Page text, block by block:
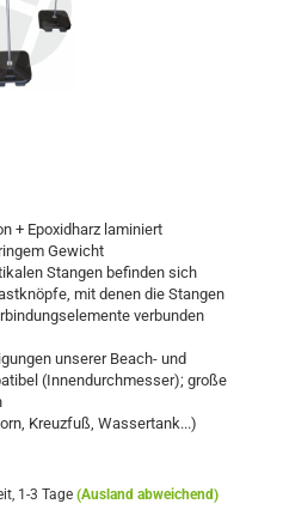
+ Epoxidharz laminiert
Gewicht
Stangen befinden sich
mit denen die Stangen
verbunden
unserer Beach- und
(Innendurchmesser); große
Kreuzfuß, Wassertank...)
1-3 Tage (Ausland abweichend)